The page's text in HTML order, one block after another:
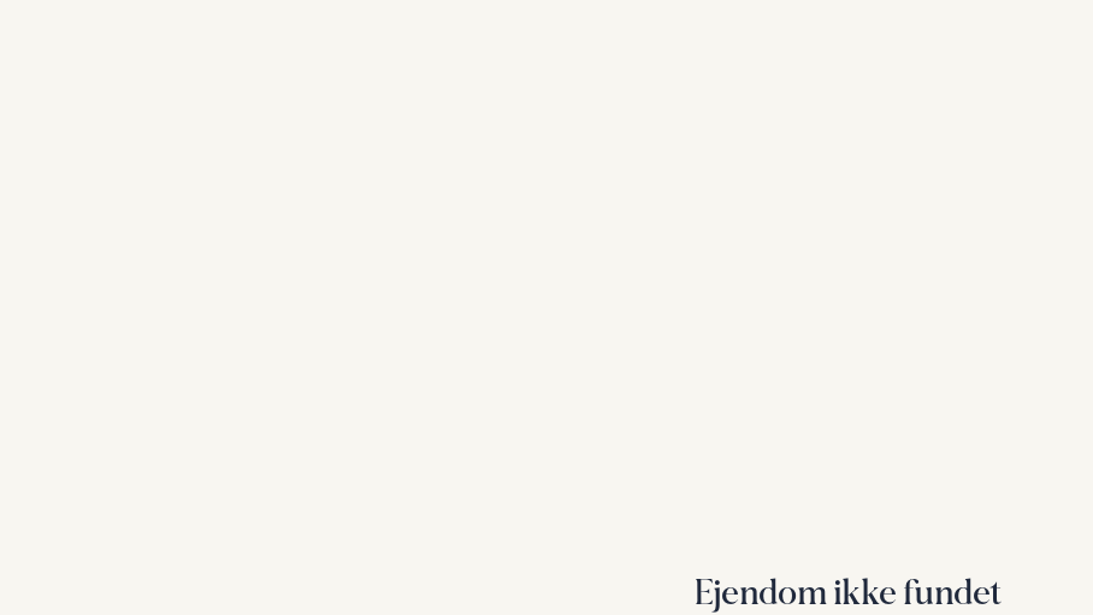
Ejendom ikke fundet